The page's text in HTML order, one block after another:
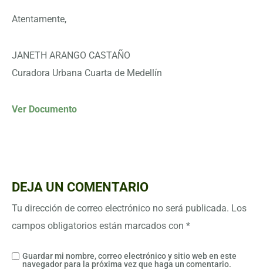
Atentamente,
JANETH ARANGO CASTAÑO
Curadora Urbana Cuarta de Medellín
Ver Documento
DEJA UN COMENTARIO
Tu dirección de correo electrónico no será publicada. Los
campos obligatorios están marcados con *
Guardar mi nombre, correo electrónico y sitio web en este
navegador para la próxima vez que haga un comentario.